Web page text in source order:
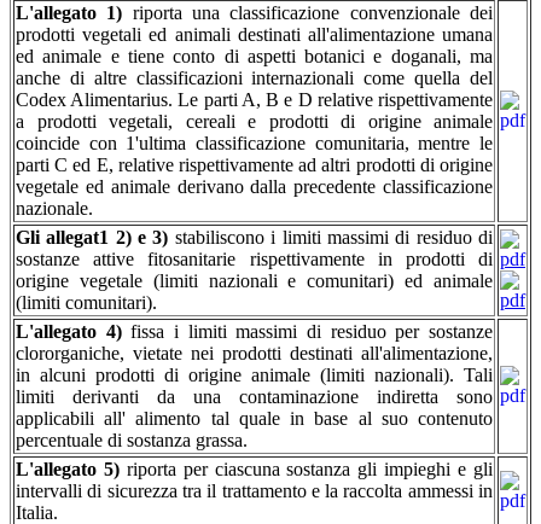
L'allegato 1) riporta una classificazione convenzionale dei
prodotti vegetali ed animali destinati all'alimentazione umana
ed animale e tiene conto di aspetti botanici e doganali, ma
anche di altre classificazioni internazionali come quella del
Codex Alimentarius. Le parti A, B e D relative rispettivamente
a prodotti vegetali, cereali e prodotti di origine animale
coincide con 1'ultima classificazione comunitaria, mentre le
parti C ed E, relative rispettivamente ad altri prodotti di origine
vegetale ed animale derivano dalla precedente classificazione
nazionale.
Gli allegat1 2) e 3) stabiliscono i limiti massimi di residuo di
sostanze attive fitosanitarie rispettivamente in prodotti di
origine vegetale (limiti nazionali e comunitari) ed animale
(limiti comunitari).
L'allegato 4)fissa i limiti massimi di residuo per sostanze
clororganiche, vietate nei prodotti destinati all'alimentazione,
in alcuni prodotti di origine animale (limiti nazionali). Tali
limiti derivanti da una contaminazione indiretta sono
applicabili all' alimento tal quale in base al suo contenuto
percentuale di sostanza grassa.
L'allegato 5) riporta per ciascuna sostanza gli impieghi e gli
intervalli di sicurezza tra il trattamento e la raccolta ammessi in
Italia.